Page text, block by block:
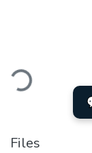
Files